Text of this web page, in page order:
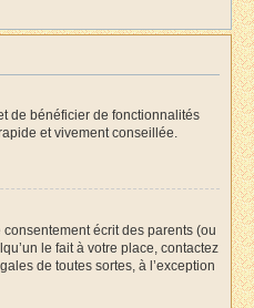
de bénéficier de fonctionnalités
et vivement conseillée.
écrit des parents (ou
le fait à votre place, contactez
de toutes sortes, à l’exception